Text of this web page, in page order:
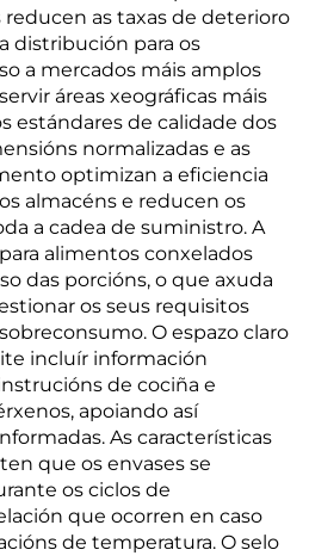
as taxas de deterioro
distribución para os
a mercados máis amplos
áreas xeográficas máis
estándares de calidade dos
normalizadas e as
optimizan a eficiencia
almacéns e reducen os
a cadea de suministro. A
alimentos conxelados
das porcións, o que axuda
os seus requisitos
O espazo claro
incluír información
de cociña e
apoiando así
As características
que os envases se
os ciclos de
que ocorren en caso
de temperatura. O selo